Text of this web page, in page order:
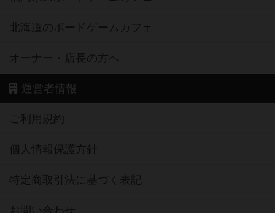
北海道のボードゲームカフェ
オーナー・店長の方へ
運営者情報
ご利用規約
個人情報保護方針
特定商取引法に基づく表記